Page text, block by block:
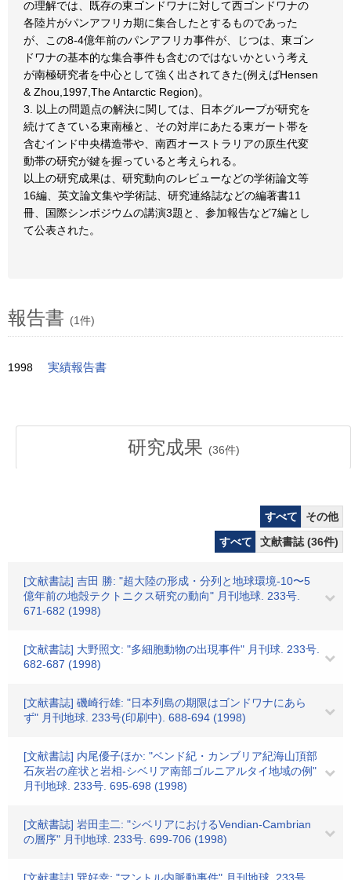
の理解では、既存の東ゴンドワナに対して西ゴンドワナの
各陸片がパンアフリカ期に集合したとするものであった
が、この8-4億年前のパンアフリカ事件が、じつは、東ゴン
ドワナの基本的な集合事件も含むのではないかという考え
が南極研究者を中心として強く出されてきた(例えばHensen
& Zhou,1997,The Antarctic Region)。
3. 以上の問題点の解決に関しては、日本グループが研究を
続けてきている東南極と、その対岸にあたる東ガート帯を
含むインド中央構造帯や、南西オーストラリアの原生代変
動帯の研究が鍵を握っていると考えられる。
以上の研究成果は、研究動向のレビューなどの学術論文等
16編、英文論文集や学術誌、研究連絡誌などの編著書11
冊、国際シンポジウムの講演3題と、参加報告など7編とし
て公表された。
報告書 (1件)
1998 実績報告書
研究成果 (36件)
すべて
その他
すべて
文献書誌 (36件)
[文献書誌] 吉田 勝: "超大陸の形成・分列と地球環境-10〜5
億年前の地殻テクトニクス研究の動向" 月刊地球. 233号.
671-682 (1998)
[文献書誌] 大野照文: "多細胞動物の出現事件" 月刊球. 233号.
682-687 (1998)
[文献書誌] 磯崎行雄: "日本列島の期限はゴンドワナにあら
ず" 月刊地球. 233号(印刷中). 688-694 (1998)
[文献書誌] 内尾優子ほか: "ベンド紀・カンブリア紀海山頂部
石灰岩の産状と岩相-シベリア南部ゴルニアルタイ地域の例"
月刊地球. 233号. 695-698 (1998)
[文献書誌] 岩田圭二: "シベリアにおけるVendian-Cambrian
の層序" 月刊地球. 233号. 699-706 (1998)